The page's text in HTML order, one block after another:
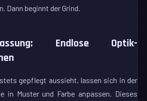
Dann beginnt der Grind.
Endlose Optik-
gepflegt aussieht, lassen sich in der
in Muster und Farbe anpassen. Dieses